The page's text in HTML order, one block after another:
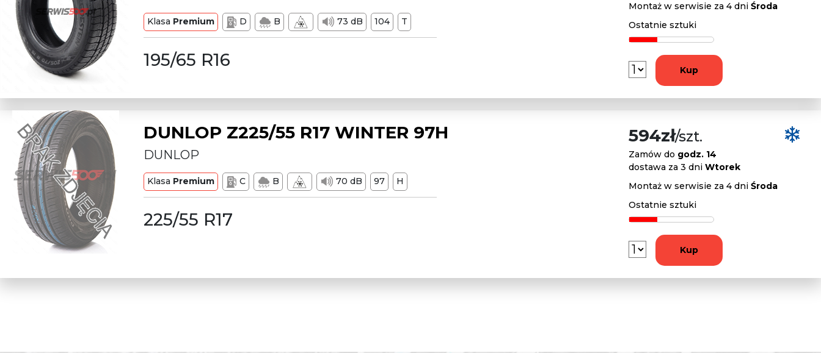
Klasa Premium D B 73 dB 104 T
195/65 R16
Montaż w serwisie za 4 dni Środa
Ostatnie sztuki
Kup
DUNLOP Z225/55 R17 WINTER 97H
DUNLOP
Klasa Premium C B 70 dB 97 H
225/55 R17
594zł/szt.
Zamów do godz. 14
dostawa za 3 dni Wtorek
Montaż w serwisie za 4 dni Środa
Ostatnie sztuki
Kup